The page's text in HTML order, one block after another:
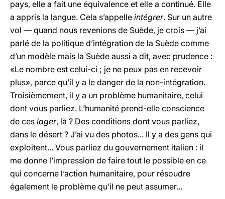
pays, elle a fait une équivalence et elle a continué. Elle
a appris la langue. Cela s’appelle intégrer. Sur un autre
vol — quand nous revenions de Suède, je crois — j’ai
parlé de la politique d’intégration de la Suède comme
d’un modèle mais la Suède aussi a dit, avec prudence :
«Le nombre est celui-ci ; je ne peux pas en recevoir
plus», parce qu’il y a le danger de la non-intégration.
Troisièmement, il y a un problème humanitaire, celui
dont vous parliez. L’humanité prend-elle conscience
de ces lager, là ? Des conditions dont vous parliez,
dans le désert ? J’ai vu des photos... Il y a des gens qui
exploitent... Vous parliez du gouvernement italien : il
me donne l’impression de faire tout le possible en ce
qui concerne l’action humanitaire, pour résoudre
également le problème qu’il ne peut assumer...